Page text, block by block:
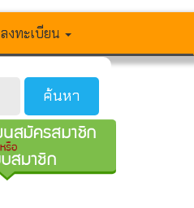
ลงทะเบียน